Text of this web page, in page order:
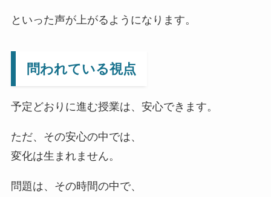
といった声が上がるようになります。
問われている視点
予定どおりに進む授業は、安心できます。
ただ、その安心の中では、
変化は生まれません。
問題は、その時間の中で、